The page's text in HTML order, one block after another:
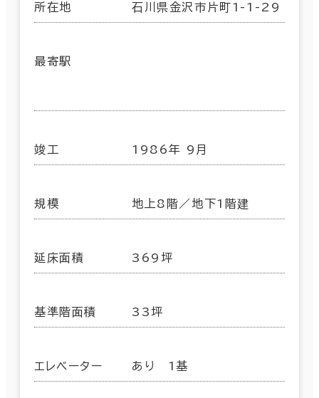
所在地 石川県金沢市片町1-1-29
最寄駅
竣工 1986年 9月
規模 地上8階／地下1階建
延床面積 369坪
基準階面積 33坪
エレベーター あり 1基